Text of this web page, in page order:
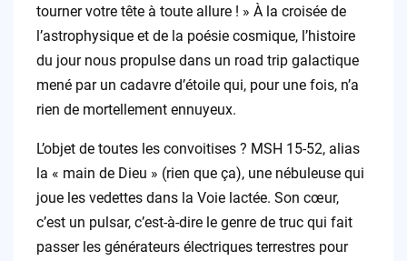
tourner votre tête à toute allure ! » À la croisée de
l’astrophysique et de la poésie cosmique, l’histoire
du jour nous propulse dans un road trip galactique
mené par un cadavre d’étoile qui, pour une fois, n’a
rien de mortellement ennuyeux.
L’objet de toutes les convoitises ? MSH 15-52, alias
la « main de Dieu » (rien que ça), une nébuleuse qui
joue les vedettes dans la Voie lactée. Son cœur,
c’est un pulsar, c’est-à-dire le genre de truc qui fait
passer les générateurs électriques terrestres pour